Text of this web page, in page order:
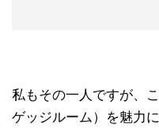
私もその一人ですが、
ゲッジルーム）を魅力